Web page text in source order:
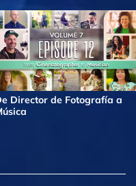
Director de Fotografía a